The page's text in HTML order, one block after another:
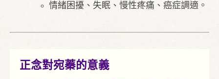
情緒困擾、失眠、慢性疼痛、癌症調適。
正念對宛蓁的意義